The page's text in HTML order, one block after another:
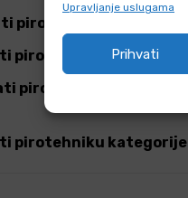
Upravljanje uslugama
Prihvati
pirotehniku putem
pirotehniku F2 i F3
pirotehniku F2 i F3
pirotehniku kategorije